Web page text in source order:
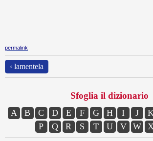
permalink
‹ lamentela
Sfoglia il dizionario
A B C D E F G H I J K
P
Q R S T U V W X